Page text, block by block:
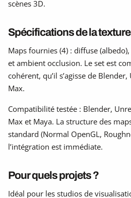
scènes 3D.
Spécifications de la texture
Maps fournies (4) : diffuse
et ambient occlusion. Le set est
cohérent, qu’il s’agisse de
Max.
Compatibilité testée : Blender,
Max et Maya. La structure des
standard (Normal OpenGL,
l’intégration est immédiate.
Pour quels projets ?
Idéal pour les studios de